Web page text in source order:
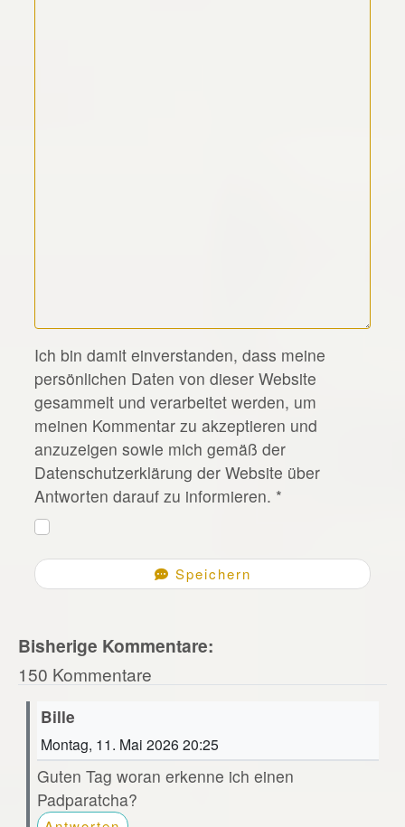
*
Ich bin damit einverstanden, dass meine
persönlichen Daten von dieser Website
gesammelt und verarbeitet werden, um
meinen Kommentar zu akzeptieren und
anzuzeigen sowie mich gemäß der
Datenschutzerklärung der Website über
Antworten darauf zu informieren. *
Speichern
Bisherige Kommentare:
150 Kommentare
Bille
Montag, 11. Mai 2026 20:25
Guten Tag woran erkenne ich einen
Padparatcha?